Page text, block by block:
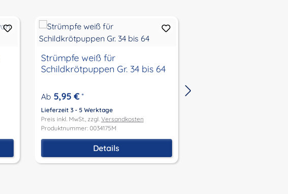
Strümpfe weiß für
Schildkrötpuppen Gr. 34 bis 64
Ab 5,95 €*
Lieferzeit 3 - 5 Werktage
Preis inkl. MwSt., zzgl. Versandkosten
Produktnummer: 0034175M
Details